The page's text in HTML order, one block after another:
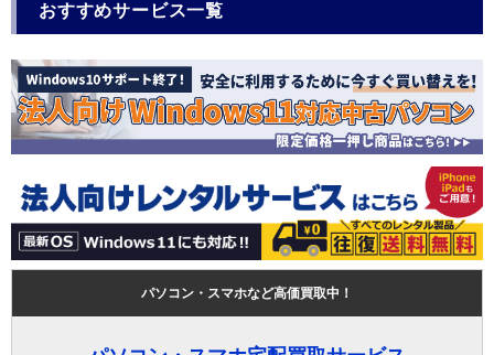
おすすめサービス一覧
パソコン・スマホなど高価買取中！